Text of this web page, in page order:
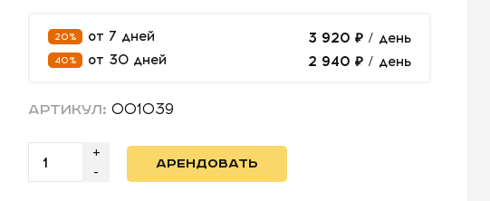
20% от 7 дней 3 920 ₽/ день
40% от 30 дней 2 940 ₽/ день
АРТИКУЛ: 001039
+
-
АРЕНДОВАТЬ